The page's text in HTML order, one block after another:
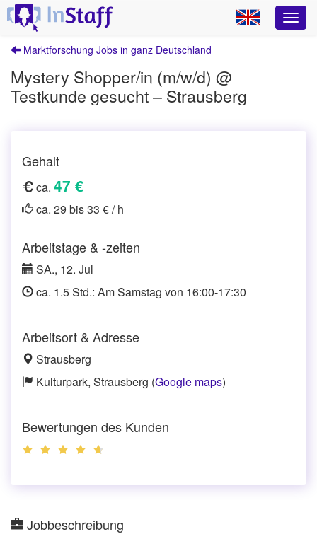
Marktforschung Jobs in ganz Deutschland
Mystery Shopper/in (m/w/d) @
Testkunde gesucht – Strausberg
Gehalt
ca. 47 €
ca. 29 bis 33 € / h
Arbeitstage & -zeiten
SA., 12. Jul
ca. 1.5 Std.: Am Samstag von 16:00-17:30
Arbeitsort & Adresse
Strausberg
Kulturpark, Strausberg (Google maps)
Bewertungen des Kunden
Jobbeschreibung